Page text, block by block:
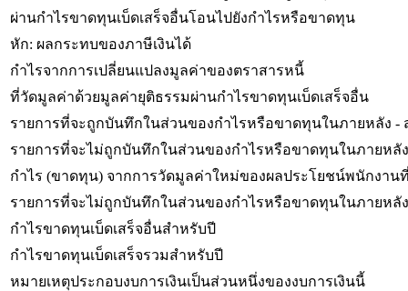
ผ่านกำไรขาดทุนเบ็ดเสร็จอื่นโอนไปยังกำไรหรือขาดทุน
หัก: ผลกระทบของภาษีเงินได้
กำไรจากการเปลี่ยนแปลงมูลค่าของตราสารหนี้
ที่วัดมูลค่าด้วยมูลค่ายุติธรรมผ่านกำไรขาดทุนเบ็ดเสร็จอื่น
รายการที่จะถูกบันทึกในส่วนของกำไรหรือขาดทุนในภายหลัง -
รายการที่จะไม่ถูกบันทึกในส่วนของกำไรหรือขาดทุนในภายหลัง
กำไร (ขาดทุน) จากการวัดมูลค่าใหม่ของผลประโยชน์พนักงาน
รายการที่จะไม่ถูกบันทึกในส่วนของกำไรหรือขาดทุนในภายหลั
กำไรขาดทุนเบ็ดเสร็จอื่นสำหรับปี
กำไรขาดทุนเบ็ดเสร็จรวมสำหรับปี
หมายเหตุประกอบงบการเงินเป็นส่วนหนึ่งของงบการเงินนี้